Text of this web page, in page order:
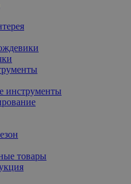
инструменты
товары